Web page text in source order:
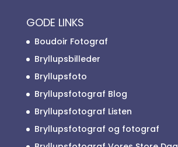
GODE LINKS
Boudoir Fotograf
Bryllupsbilleder
Bryllupsfoto
Bryllupsfotograf Blog
Bryllupsfotograf Listen
Bryllupsfotograf og fotograf